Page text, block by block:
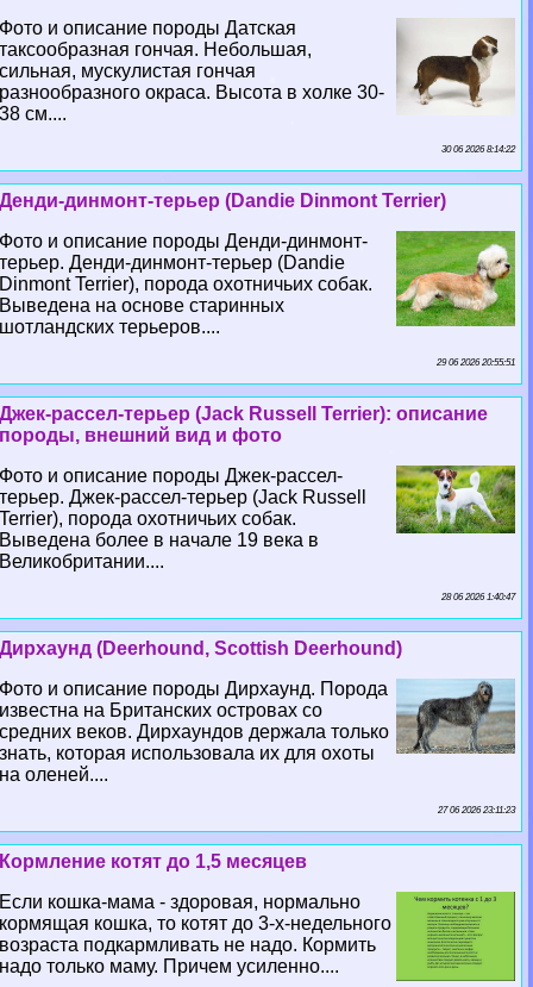
Фото и описание породы Датская
таксообразная гончая. Небольшая,
сильная, мускулистая гончая
разнообразного окраса. Высота в холке 30-
38 см....
30 06 2026 8:14:22
Денди-динмонт-терьер (Dandie Dinmont Terrier)
Фото и описание породы Денди-динмонт-
терьер. Денди-динмонт-терьер (Dandie
Dinmont Terrier), порода охотничьих собак.
Выведена на основе старинных
шотландских терьеров....
29 06 2026 20:55:51
Джек-рассел-терьер (Jack Russell Terrier): описание
породы, внешний вид и фото
Фото и описание породы Джек-рассел-
терьер. Джек-рассел-терьер (Jack Russell
Terrier), порода охотничьих собак.
Выведена более в начале 19 века в
Великобритании....
28 06 2026 1:40:47
Дирхаунд (Deerhound, Scottish Deerhound)
Фото и описание породы Дирхаунд. Порода
известна на Британских островах со
средних веков. Дирхаундов держала только
знать, которая использовала их для охоты
на оленей....
27 06 2026 23:11:23
Кормление котят до 1,5 месяцев
Если кошка-мама - здоровая, нормально
кормящая кошка, то котят до 3-х-недельного
возраста подкармливать не надо. Кормить
надо только маму. Причем усиленно....